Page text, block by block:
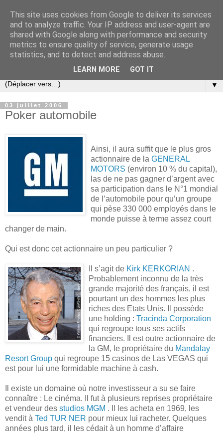
Slovar les Nouvelles
Blog citoyen d'informations, de décryptages et de
commentaires depuis 2005
▼
03 juillet 2006
Poker automobile
Ainsi, il aura suffit que le plus gros
actionnaire de la GENERAL
MOTORS (environ 10 % du capital),
las de ne pas gagner d’argent avec
sa participation dans le N°1 mondial
de l’automobile pour qu’un groupe
qui pèse 330 000 employés dans le
monde puisse à terme assez court
changer de main.
Qui est donc cet actionnaire un peu particulier ?
Il s’agit de Kirk KERKORIAN .
Probablement inconnu de la très
grande majorité des français, il est
pourtant un des hommes les plus
riches des Etats Unis. Il possède
une holding : Tracinda Corporation
qui regroupe tous ses actifs
financiers. Il est outre actionnaire de
la GM, le propriétaire du Mandalay
Resort Group qui regroupe 15 casinos de Las VEGAS qui
est pour lui une formidable machine à cash.
Il existe un domaine où notre investisseur a su se faire
connaître : Le cinéma. Il fut à plusieurs reprises propriétaire
et vendeur des studios MGM . Il les acheta en 1969, les
vendit à Ted TUR NER pour mieux lui racheter. Quelques
années plus tard, il les cédait à un homme d’affaire
This site uses cookies from Google to deliver its services
and to analyze traffic. Your IP address and user-agent are
shared with Google along with performance and security
metrics to ensure quality of service, generate usage
statistics, and to detect and address abuse.
LEARN MORE GOT IT